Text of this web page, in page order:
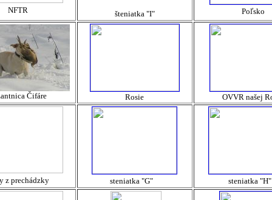
NFTR šteniatka "I" Poľsko
Čifáre Rosie OVVR našej
z prechádzky steniatka "G" steniatka "H"